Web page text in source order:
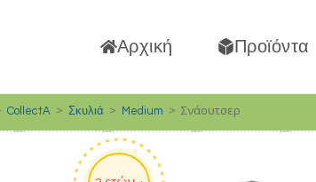
Αρχική Προϊόντα
CollectA > Σκυλιά > Medium > Σνάουτσερ